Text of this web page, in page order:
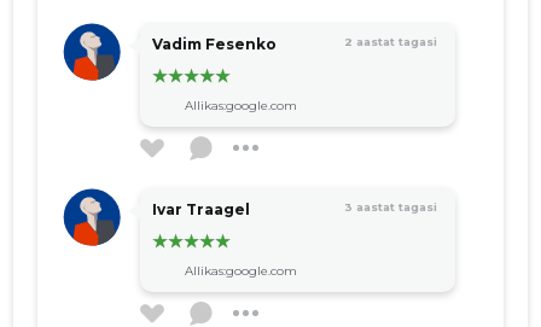
Vadim Fesenko 2 aastat tagasi
Allikas:google.com
Ivar Traagel 3 aastat tagasi
Allikas:google.com